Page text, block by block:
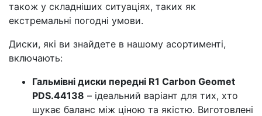
також у складніших ситуаціях, таких як
екстремальні погодні умови.
Диски, які ви знайдете в нашому асортименті,
включають:
Гальмівні диски передні R1 Carbon Geomet
PDS.44138 – ідеальний варіант для тих, хто
шукає баланс між ціною та якістю. Виготовлені